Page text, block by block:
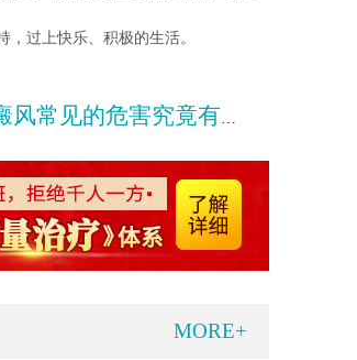
过上快乐、积极的生活。
见的危害究竟有什么呢
MORE+